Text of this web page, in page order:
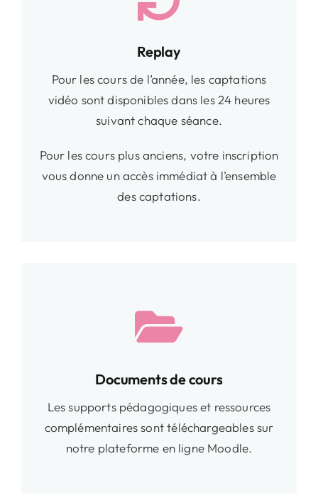
Replay
Pour les cours de l’année, les captations
vidéo sont disponibles dans les 24 heures
suivant chaque séance.
Pour les cours plus anciens, votre inscription
vous donne un accès immédiat à l’ensemble
des captations.
Documents de cours
Les supports pédagogiques et ressources
complémentaires sont téléchargeables sur
notre plateforme en ligne Moodle.